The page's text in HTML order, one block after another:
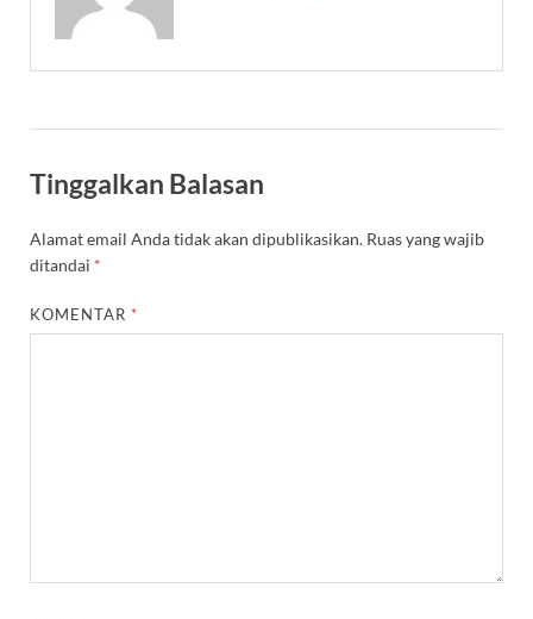
Tinggalkan Balasan
Alamat email Anda tidak akan dipublikasikan. Ruas yang wajib
ditandai *
KOMENTAR *